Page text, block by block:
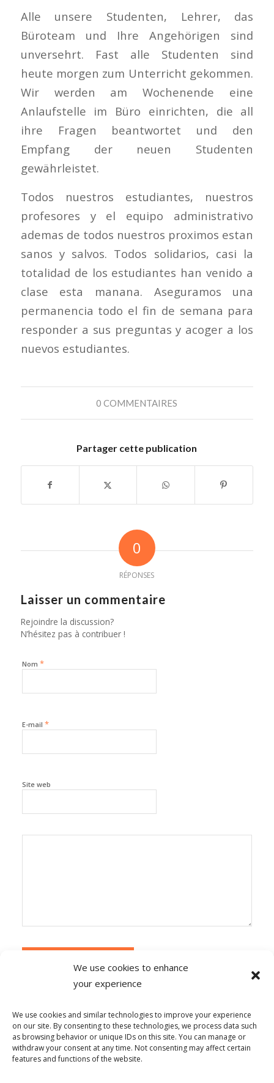
We use cookies to enhance
your experience
We use cookies and similar technologies to improve your experience
on our site. By consenting to these technologies, we process data such
as browsing behavior or unique IDs on this site. You can manage or
withdraw your consent at any time. Not consenting may affect certain
features and functions of the website.
Alle unsere Studenten, Lehrer, das
Büroteam und Ihre Angehörigen sind
unversehrt. Fast alle Studenten sind
heute morgen zum Unterricht gekommen.
Wir werden am Wochenende eine
Anlaufstelle im Büro einrichten, die all
ihre Fragen beantwortet und den
Empfang der neuen Studenten
gewährleistet.
Todos nuestros estudiantes, nuestros
profesores y el equipo administrativo
ademas de todos nuestros proximos estan
sanos y salvos. Todos solidarios, casi la
totalidad de los estudiantes han venido a
clase esta manana. Aseguramos una
permanencia todo el fin de semana para
responder a sus preguntas y acoger a los
nuevos estudiantes.
0 COMMENTAIRES
Partager cette publication
0
RÉPONSES
Laisser un commentaire
Rejoindre la discussion?
N’hésitez pas à contribuer !
Nom *
E-mail *
Site web
Ce site utilise Akismet pour réduire les
données de vos commentaires sont traitées.